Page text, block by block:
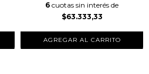
6 cuotas sin interés de
$63.333,33
AGREGAR AL CARRITO